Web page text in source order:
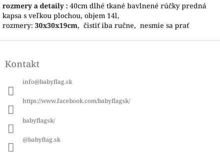
rozmery a detaily : 40cm dlhé tkané bavlnené rúčky predná
kapsa s veľkou plochou, objem 14l,
rozmery: 30x30x19cm, čistiť iba ručne, nesmie sa prať
Z
pKontakt
info@babyflag.sk
https://www.facebook.com/babyflagsk/
babyflagsk/
@babyflag.sk